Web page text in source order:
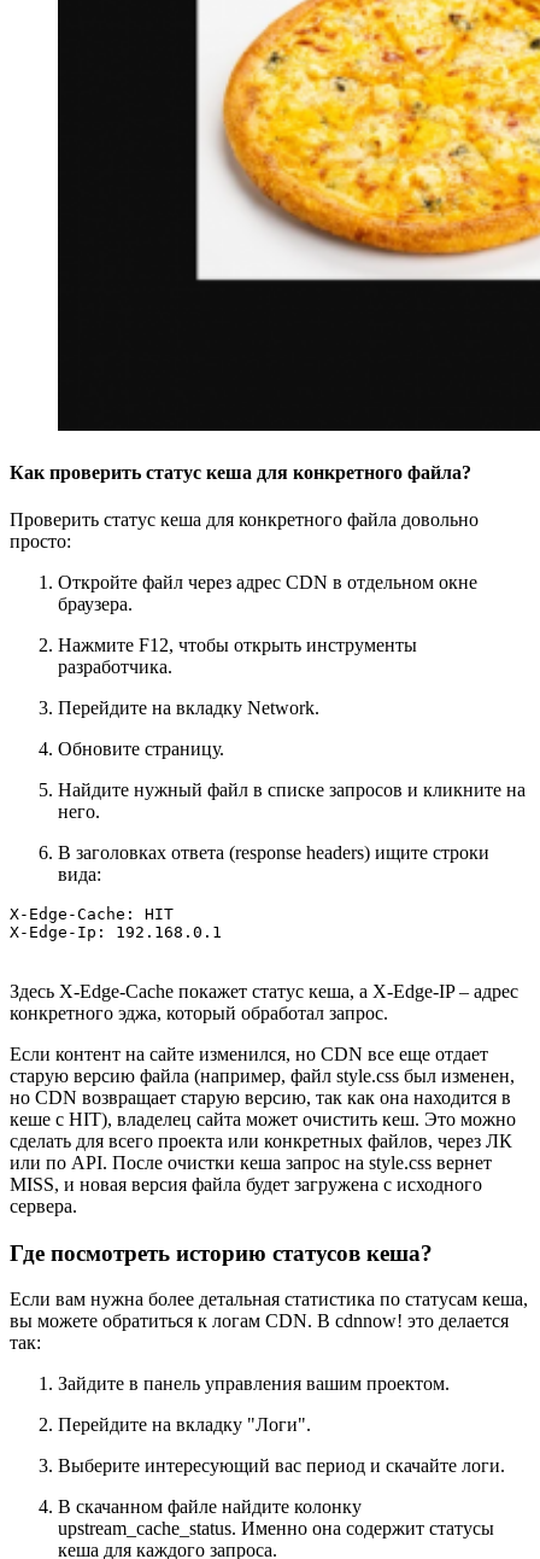
Как проверить статус кеша для конкретного файла?
Проверить статус кеша для конкретного файла довольно
просто:
Откройте файл через адрес CDN в отдельном окне
браузера.
Нажмите F12, чтобы открыть инструменты
разработчика.
Перейдите на вкладку Network.
Обновите страницу.
Найдите нужный файл в списке запросов и кликните на
него.
В заголовках ответа (response headers) ищите строки
вида:
X-Edge-Cache: HIT
X-Edge-Ip: 192.168.0.1
Здесь X-Edge-Cache покажет статус кеша, а X-Edge-IP – адрес
конкретного эджа, который обработал запрос.
Если контент на сайте изменился, но CDN все еще отдает
старую версию файла (например, файл style.css был изменен,
но CDN возвращает старую версию, так как она находится в
кеше с HIT), владелец сайта может очистить кеш. Это можно
сделать для всего проекта или конкретных файлов, через ЛК
или по API. После очистки кеша запрос на style.css вернет
MISS, и новая версия файла будет загружена с исходного
сервера.
Где посмотреть историю статусов кеша?
Если вам нужна более детальная статистика по статусам кеша,
вы можете обратиться к логам CDN. В cdnnow! это делается
так:
Зайдите в панель управления вашим проектом.
Перейдите на вкладку "Логи".
Выберите интересующий вас период и скачайте логи.
В скачанном файле найдите колонку
upstream_cache_status. Именно она содержит статусы
кеша для каждого запроса.